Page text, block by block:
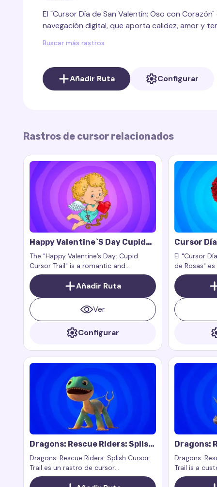
Este rastro de cursor está inspirado en un
Valentín, que lleva emociones sinceras y un
sus patas, simboliza el amor y el cuidado,
Al mover tu cursor, el
"Cursor Día de San
pequeños corazones que irradian amor y
El "Cursor Día de San Valentín: Oso con
navegación digital, que aporta calidez, amor y
Buscar más rastros
Añadir Ruta Configurar
Rastros de cursor relacionados
Happy Valentine`s Day Cupid
Cursor Trail
The "Happy Valentine’s Day: Cupid
Cursor Trail" is a romantic and
charming addition that brings the
atmosphere of love, warmth, and
celebration to your screen
Añadir Ruta
Ver
Configurar
Cursor
Corazón
El "Cursor
de Rosas"
romántica a
aporta
pantalla.
Dragons: Rescue Riders: Splish
Cursor Trail
Dragons: Rescue Riders: Splish Cursor
Trail es un rastro de cursor
personalizado inspirado en el
Dragons:
Cutter
Dragons:
Trail is a
the